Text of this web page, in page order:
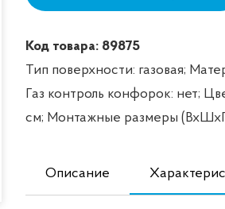
Код товара: 89875
Тип поверхности: газовая;
Газ контроль конфорок: нет;
см; Монтажные размеры
Описание